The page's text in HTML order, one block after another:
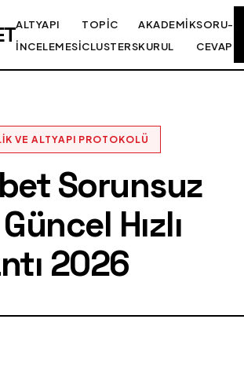
ALTYAPI
İNCELEMESI
TOPIC
CLUSTERS
AKADEMIK
KURUL
SORU-
CEVAP
VE ALTYAPI PROTOKOLÜ
Sorunsuz
Hızlı
2026